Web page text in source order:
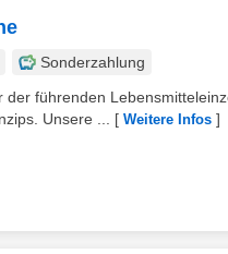
Sonderzahlung
führenden
Unsere ...
[ Weitere Infos ]